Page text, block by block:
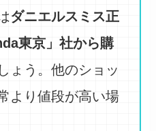
ダニエルスミス正
東京」社から購
ょう。他のショッ
より値段が高い場